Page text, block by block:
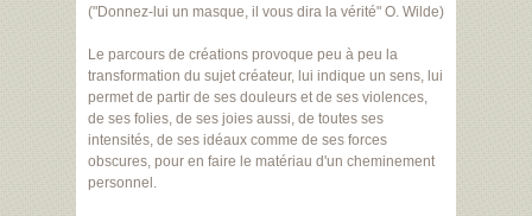
("Donnez-lui un masque, il vous dira la vérité" O. Wilde)
Le parcours de créations provoque peu à peu la
transformation du sujet créateur, lui indique un sens, lui
permet de partir de ses douleurs et de ses violences,
de ses folies, de ses joies aussi, de toutes ses
intensités, de ses idéaux comme de ses forces
obscures, pour en faire le matériau d'un cheminement
personnel.